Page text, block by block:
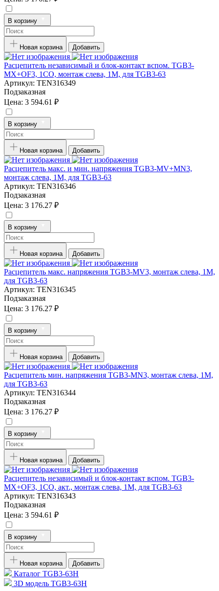
В корзину
Новая корзина Добавить
Расцепитель независимый и блок-контакт вспом. TGB3-
MX+OF3, 1CO, монтаж слева, 1M, для TGB3-63
Артикул: TEN316349
Подзаказная
Цена: 3 594.61 ₽
В корзину
Новая корзина Добавить
Расцепитель макс. и мин. напряжения TGB3-MV+MN3,
монтаж слева, 1M, для TGB3-63
Артикул: TEN316346
Подзаказная
Цена: 3 176.27 ₽
В корзину
Новая корзина Добавить
Расцепитель макс. напряжения TGB3-MV3, монтаж слева, 1M,
для TGB3-63
Артикул: TEN316345
Подзаказная
Цена: 3 176.27 ₽
В корзину
Новая корзина Добавить
Расцепитель мин. напряжения TGB3-MN3, монтаж слева, 1M,
для TGB3-63
Артикул: TEN316344
Подзаказная
Цена: 3 176.27 ₽
В корзину
Новая корзина Добавить
Расцепитель независимый и блок-контакт вспом. TGB3-
MX+OF3, 1CO, акт., монтаж слева, 1M, для TGB3-63
Артикул: TEN316343
Подзаказная
Цена: 3 594.61 ₽
В корзину
Новая корзина Добавить
Каталог TGB3-63H
3D модель TGB3-63H